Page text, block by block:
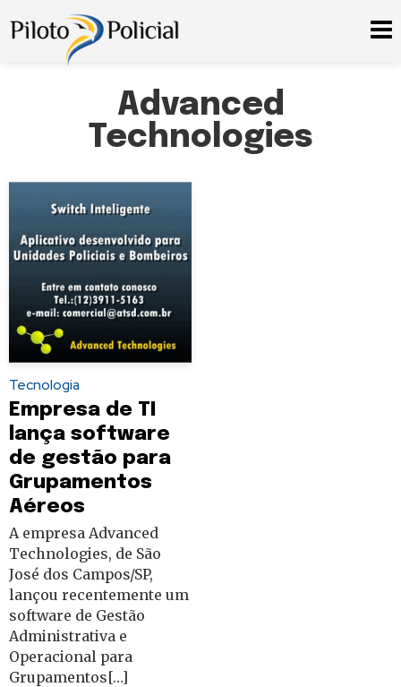
Advanced
Technologies
Tecnologia
Empresa de TI
lança software
de gestão para
Grupamentos
Aéreos
A empresa Advanced
Technologies, de São
José dos Campos/SP,
lançou recentemente um
software de Gestão
Administrativa e
Operacional para
Grupamentos[…]